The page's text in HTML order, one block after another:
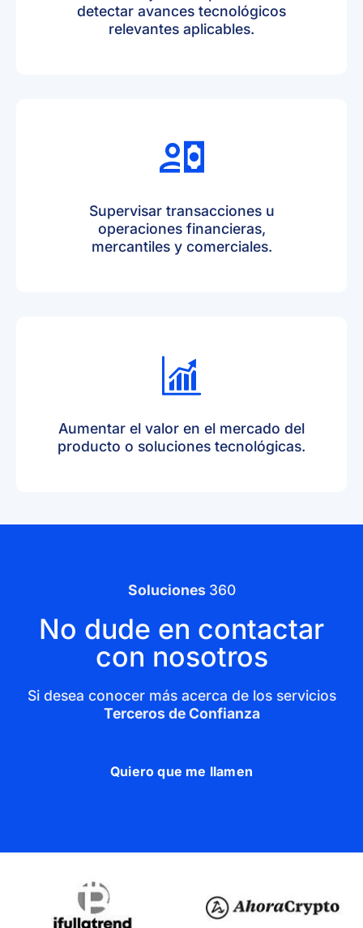
detectar avances tecnológicos
relevantes aplicables.
Supervisar transacciones u
operaciones financieras,
mercantiles y comerciales.
Aumentar el valor en el mercado del
producto o soluciones tecnológicas.
Soluciones 360
No dude en contactar
con nosotros
Si desea conocer más acerca de los servicios
Terceros de Confianza
Quiero que me llamen